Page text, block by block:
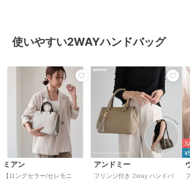
使いやすい2WAYハンドバッグ
ミアン
【ロングセラー/セレモニ
アンドミー
フリンジ付き 2way ハンドバ